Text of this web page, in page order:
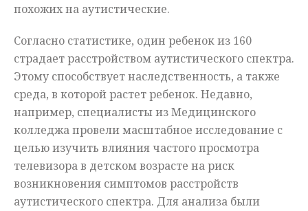
похожих на аутистические.
Согласно статистике, один ребенок из 160
страдает расстройством аутистического спектра.
Этому способствует наследственность, а также
среда, в которой растет ребенок. Недавно,
например, специалисты из Медицинского
колледжа провели масштабное исследование с
целью изучить влияния частого просмотра
телевизора в детском возрасте на риск
возникновения симптомов расстройств
аутистического спектра. Для анализа были